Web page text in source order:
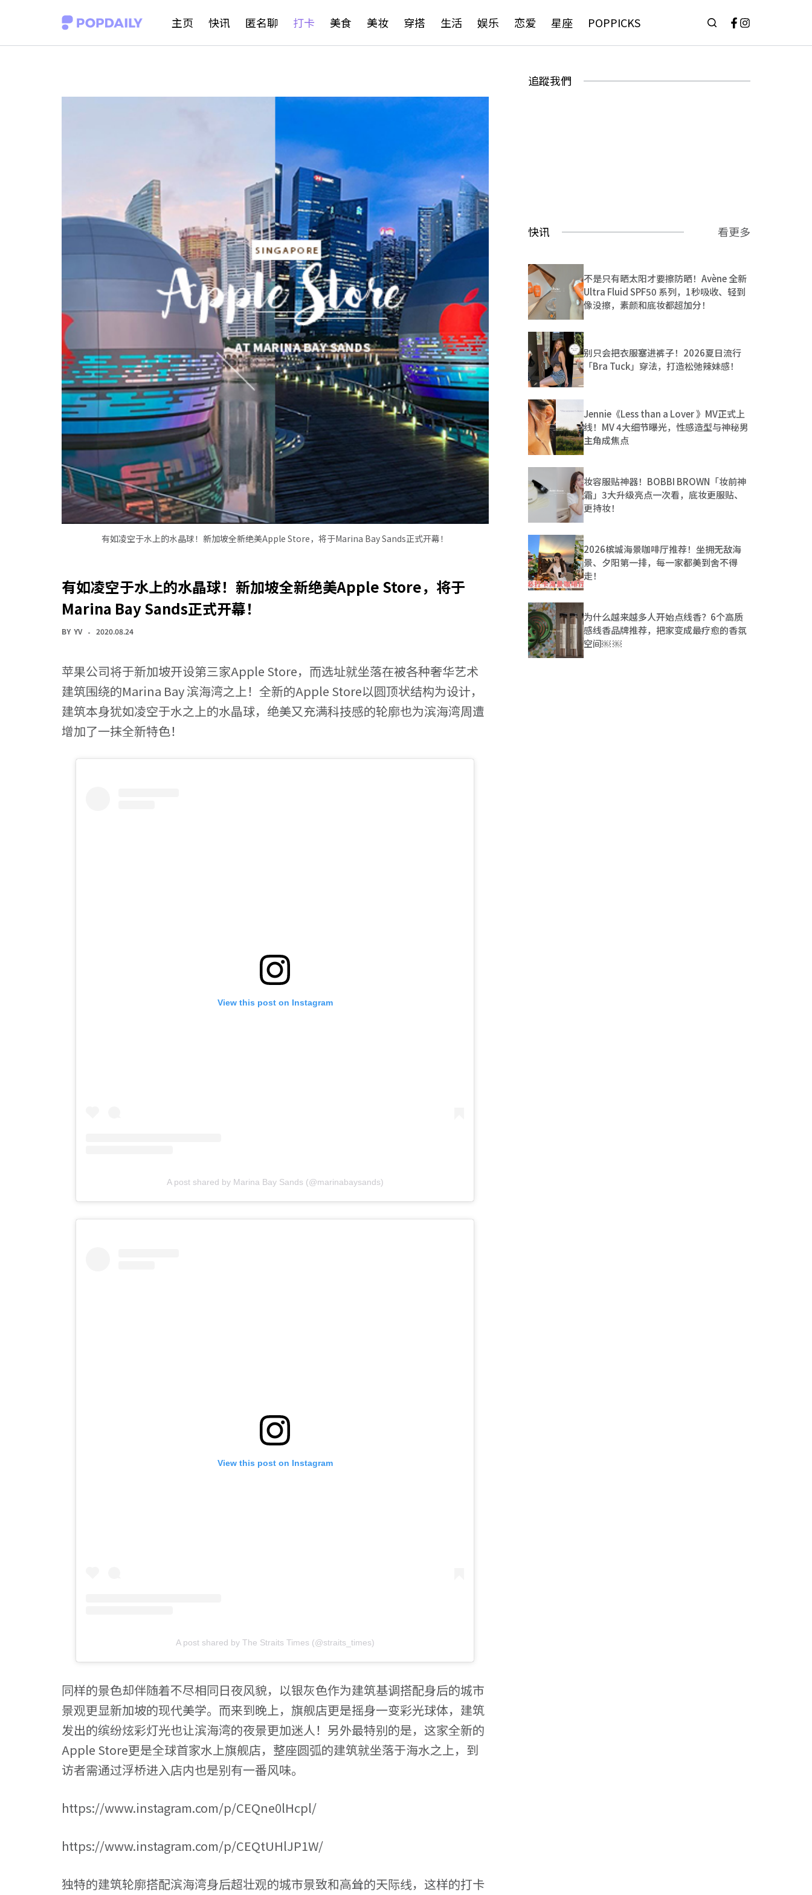
主页 快讯 匿名聊 打卡 美食 美妆 穿搭 生活 娱乐 恋爱 星座 POPPICKS
有如凌空于水上的水晶球！新加坡全新绝美Apple Store，将于Marina Bay Sands正式开幕！
有如凌空于水上的水晶球！新加坡全新绝美Apple Store，将于
Marina Bay Sands正式开幕！
BY YV 2020.08.24
苹果公司将于新加坡开设第三家Apple Store，而选址就坐落在被各种奢华艺术
建筑围绕的Marina Bay 滨海湾之上！全新的Apple Store以圆顶状结构为设计，
建筑本身犹如凌空于水之上的水晶球，绝美又充满科技感的轮廓也为滨海湾周遭
增加了一抹全新特色！
View this post on Instagram
A post shared by Marina Bay Sands (@marinabaysands)
View this post on Instagram
A post shared by The Straits Times (@straits_times)
同样的景色却伴随着不尽相同日夜风貌，以银灰色作为建筑基调搭配身后的城市
景观更显新加坡的现代美学。而来到晚上，旗舰店更是摇身一变彩光球体，建筑
发出的缤纷炫彩灯光也让滨海湾的夜景更加迷人！另外最特别的是，这家全新的
Apple Store更是全球首家水上旗舰店， 整座圆弧的建筑就坐落于海水之上，到
访者需通过浮桥进入店内也是别有一番风味。
https://www.instagram.com/p/CEQne0lHcpl/
https://www.instagram.com/p/CEQtUHlJP1W/
独特的建筑轮廓搭配滨海湾身后超壮观的城市景致和高耸的天际线，这样的打卡
追蹤我們
快讯 看更多
不是只有晒太阳才要擦防晒！Avène 全新
Ultra Fluid SPF50 系列，1秒吸收、轻到
像没擦，素颜和底妆都超加分！
别只会把衣服塞进裤子！2026夏日流行
「Bra Tuck」穿法，打造松弛辣妹感！
Jennie《Less than a Lover 》MV正式上
线！MV 4大细节曝光，性感造型与神秘男
主角成焦点
妆容服贴神器！BOBBI BROWN「妆前神
霜」3大升级亮点一次看，底妆更服贴、
更持妆！
2026槟城海景咖啡厅推荐！坐拥无敌海
景、夕阳第一排，每一家都美到舍不得
走！
为什么越来越多人开始点线香？6个高质
感线香品牌推荐，把家变成最疗愈的香氛
空间￼ ￼